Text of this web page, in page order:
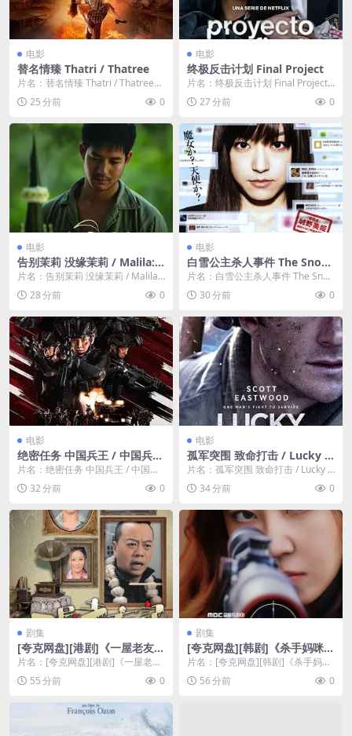
电影
替名情臻 Thatri / Thatree
片名：替名情臻 Thatri / Thatree
分类：电影 详情介绍 《替名情...
25 分前 0
电影
终极反击计划 Final Project
片名：终极反击计划 Final Project
分类：电影 详情介绍 《终极反击...
27 分前 0
电影
告别茉莉 没缘茉莉 / Malila: T
he Farewell Flower
片名：告别茉莉 没缘茉莉 / Malila:
The Farewell Flow...
28 分前 0
电影
白雪公主杀人事件 The Snow
White Murder Case
片名：白雪公主杀人事件 The Sno
w White Murder Case 分...
30 分前 0
电影
绝密任务 中国兵王 / 中国兵王
·绝密任务 / Operation Black
片名：绝密任务 中国兵王 / 中国兵
王·绝密任务 / Operation Bla...
32 分前 0
电影
孤军突围 致命打击 / Lucky S
trike
片名：孤军突围 致命打击 / Lucky S
trike 分类：电影 详情介绍 《...
34 分前 0
剧集
[夸克网盘][港剧]《一屋老友
记》（2016）喜剧 / 家庭 / 奇
幻 豆瓣8.4
片名：[夸克网盘][港剧]《一屋老友
记》（2016）喜剧 / 家庭 / 奇幻
豆...55 分前 0
剧集
[夸克网盘][韩剧]《杀手妈咪》
（2026）剧情 / 惊悚 豆瓣6.5
片名：[夸克网盘][韩剧]《杀手妈
咪》（2026）剧情 / 惊悚 豆瓣6.5
分...56 分前 0